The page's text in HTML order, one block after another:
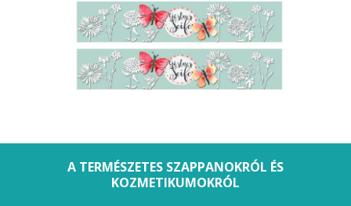
A TERMÉSZETES SZAPPANOKRÓL ÉS
KOZMETIKUMOKRÓL